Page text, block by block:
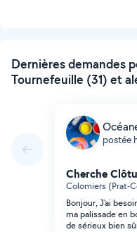
Dernières demandes
Tournefeuille (31) et
postée
Cherche
Colomiers (Prat-
Bonjour, J'ai
ma palissade en
de sérieux bien